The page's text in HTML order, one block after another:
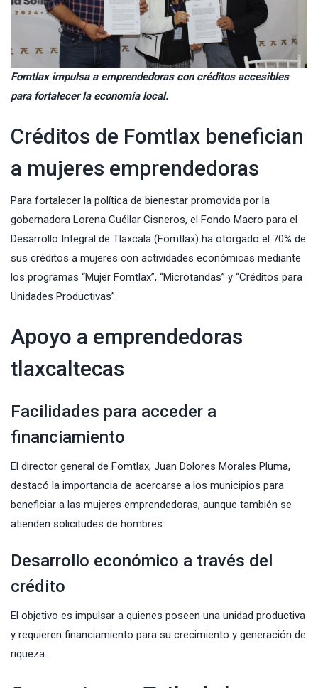
Fomtlax impulsa a emprendedoras con créditos accesibles
para fortalecer la economía local.
Créditos de Fomtlax benefician
a mujeres emprendedoras
Para fortalecer la política de bienestar promovida por la
gobernadora Lorena Cuéllar Cisneros, el Fondo Macro para el
Desarrollo Integral de Tlaxcala (Fomtlax) ha otorgado el 70% de
sus créditos a mujeres con actividades económicas mediante
los programas “Mujer Fomtlax”, “Microtandas” y “Créditos para
Unidades Productivas”.
Apoyo a emprendedoras
tlaxcaltecas
Facilidades para acceder a
financiamiento
El director general de Fomtlax, Juan Dolores Morales Pluma,
destacó la importancia de acercarse a los municipios para
beneficiar a las mujeres emprendedoras, aunque también se
atienden solicitudes de hombres.
Desarrollo económico a través del
crédito
El objetivo es impulsar a quienes poseen una unidad productiva
y requieren financiamiento para su crecimiento y generación de
riqueza.